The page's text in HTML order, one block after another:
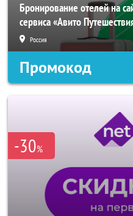
Бронирование отелей на
сервиса «Авито
Россия
Промокод
-30%